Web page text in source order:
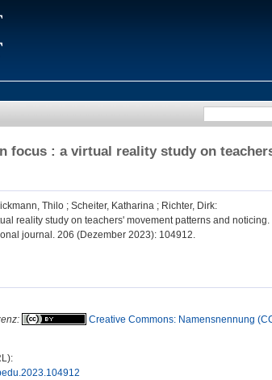
focus : a virtual reality study on
Thilo ; Scheiter, Katharina ; Richter, Dirk:
reality study on teachers' movement patterns and noticing.
journal. 206 (Dezember 2023): 104912.
Creative Commons: Namensnennung